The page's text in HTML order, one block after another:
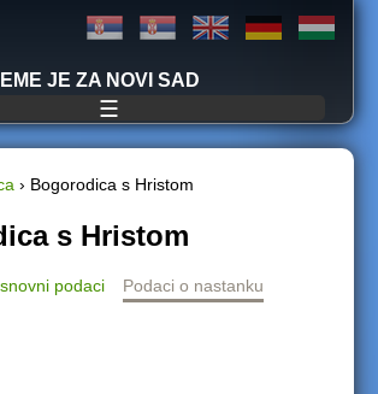
Jump to navigation
JE ZA NOVI SAD
☰
› Bogorodica s Hristom
s Hristom
podaci
Podaci o nastanku